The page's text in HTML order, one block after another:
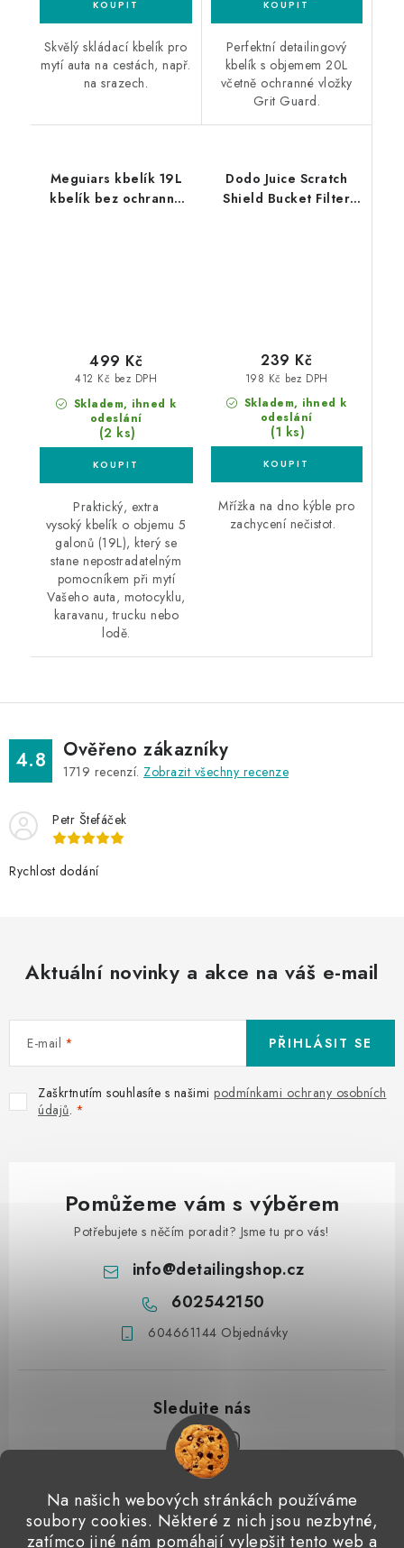
Na našich webových stránkách používáme
soubory cookies. Některé z nich jsou nezbytné,
zatímco jiné nám pomáhají vylepšit tento web a
Skvělý skládací kbelík pro
mytí auta na cestách, např.
na srazech.
Perfektní detailingový
kbelík s objemem 20L
včetně ochranné vložky
Grit Guard.
Meguiars kbelík 19L
kbelík bez ochranné
Skladem, ihned k
odeslání
(2 ks)
412 Kč bez DPH
499 Kč
Praktický, extra
vysoký kbelík o objemu 5
galonů (19L), který se
stane nepostradatelným
pomocníkem při mytí
Vašeho auta, motocyklu,
karavanu, trucku nebo
lodě.
Dodo Juice Scratch
Shield Bucket Filter
Skladem, ihned k
odeslání
(1 ks)
198 Kč bez DPH
239 Kč
Mřížka na dno kýble pro
zachycení nečistot.
4.8 Ověřeno zákazníky
1719 recenzí. Zobrazit všechny recenze
Petr Štefáček
Rychlost dodání
Aktuální novinky a akce na váš e-mail
E-mail
Zaškrtnutím souhlasíte s našimi podmínkami ochrany osobních
údajů.
PŘIHLÁSIT SE
Pomůžeme vám s výběrem
Potřebujete s něčím poradit? Jsme tu pro vás!
info@detailingshop.cz
602542150
604661144 Objednávky
Přijímáme online platby